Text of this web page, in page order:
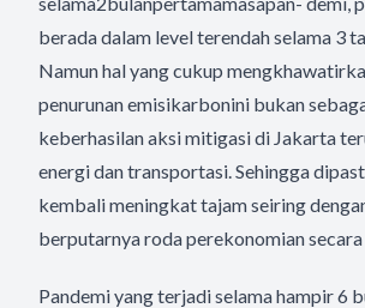
berada dalam level terendah selama 3
Namun hal yang cukup
penurunan emisikarbonini bukan
keberhasilan aksi mitigasi di Jakarta
energi dan transportasi. Sehingga
kembali meningkat tajam seiring
berputarnya roda perekonomian
Pandemi yang terjadi selama hampir 6